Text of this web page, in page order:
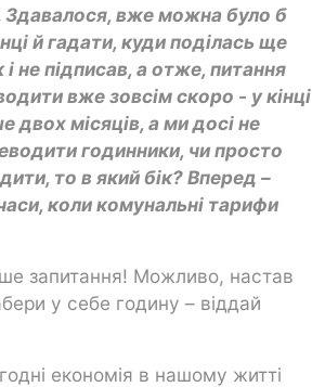
Здавалося, вже можна було б
й гадати, куди поділась ще
не підписав, а отже, питання
вже зовсім скоро - у кінці
двох місяців, а ми досі не
годинники, чи просто
то в який бік? Вперед –
коли комунальні тарифи
запитання! Можливо, настав
у себе годину – віддай
економія в нашому житті